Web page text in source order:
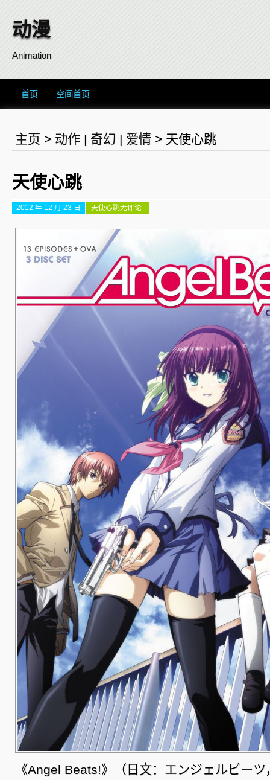
动漫
Animation
首页 空间首页
主页 > 动作 | 奇幻 | 爱情 > 天使心跳
天使心跳
2012 年 12 月 23 日 天使心跳无评论
《Angel Beats!》（日文：エンジェルビーツ